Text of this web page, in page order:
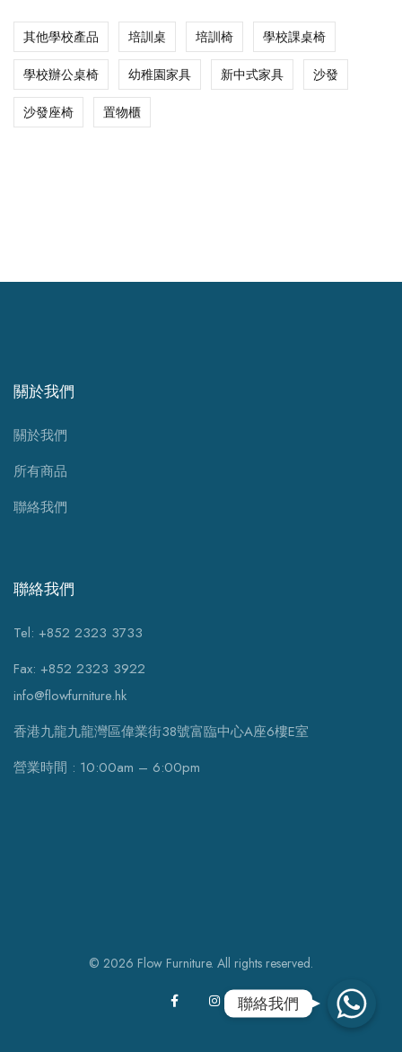
其他學校產品 培訓桌 培訓椅 學校課桌椅
學校辦公桌椅 幼稚園家具 新中式家具 沙發
沙發座椅 置物櫃
關於我們
關於我們
所有商品
聯絡我們
聯絡我們
Tel: +852 2323 3733
Fax: +852 2323 3922
info@flowfurniture.hk
香港九龍九龍灣區偉業街38號富臨中心A座6樓E室
營業時間 : 10:00am – 6:00pm
© 2026 Flow Furniture. All rights reserved.
聯絡我們